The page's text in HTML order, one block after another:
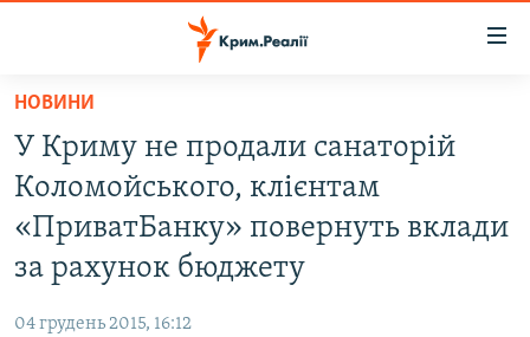
Перейти
основного
матеріалу
Перейти
до
основної
Перейти
ВОДА.КРИМ
ВІДЕО ТА ФОТО
НОВИНИ
У Криму не продали санаторій
Коломойського, клієнтам
«ПриватБанку» повернуть вклади
за рахунок бюджету
04 грудень 2015, 16:12